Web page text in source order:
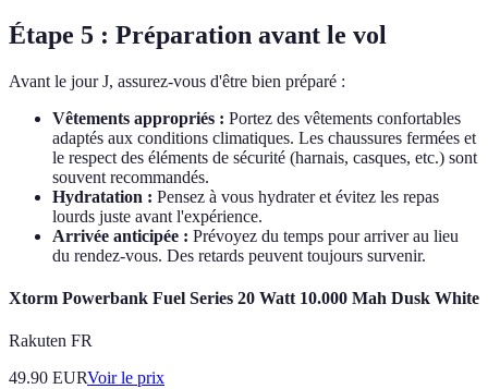
Étape 5 : Préparation avant le vol
Avant le jour J, assurez-vous d'être bien préparé :
Vêtements appropriés : Portez des vêtements confortables
adaptés aux conditions climatiques. Les chaussures fermées et
le respect des éléments de sécurité (harnais, casques, etc.) sont
souvent recommandés.
Hydratation : Pensez à vous hydrater et évitez les repas
lourds juste avant l'expérience.
Arrivée anticipée : Prévoyez du temps pour arriver au lieu
du rendez-vous. Des retards peuvent toujours survenir.
Xtorm Powerbank Fuel Series 20 Watt 10.000 Mah Dusk White
Rakuten FR
49.90 EURVoir le prix